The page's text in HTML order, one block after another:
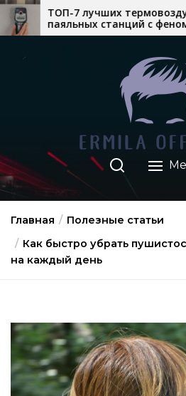
Перейти
термовоздушных
с феном для
Главная
Полезные статьи
Как быстро убрать
на каждый день